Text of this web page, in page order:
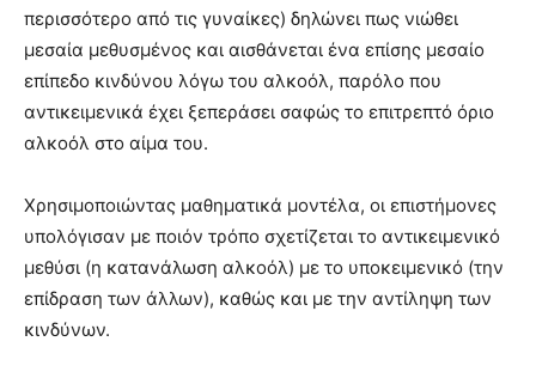
περισσότερο από τις γυναίκες) δηλώνει πως νιώθει
μεσαία μεθυσμένος και αισθάνεται ένα επίσης μεσαίο
επίπεδο κινδύνου λόγω του αλκοόλ, παρόλο που
αντικειμενικά έχει ξεπεράσει σαφώς το επιτρεπτό όριο
αλκοόλ στο αίμα του.
Χρησιμοποιώντας μαθηματικά μοντέλα, οι επιστήμονες
υπολόγισαν με ποιόν τρόπο σχετίζεται το αντικειμενικό
μεθύσι (η κατανάλωση αλκοόλ) με το υποκειμενικό (την
επίδραση των άλλων), καθώς και με την αντίληψη των
κινδύνων.